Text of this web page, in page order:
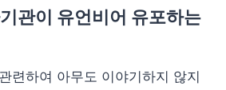
관이 유언비어 유포하는
련하여 아무도 이야기하지 않지